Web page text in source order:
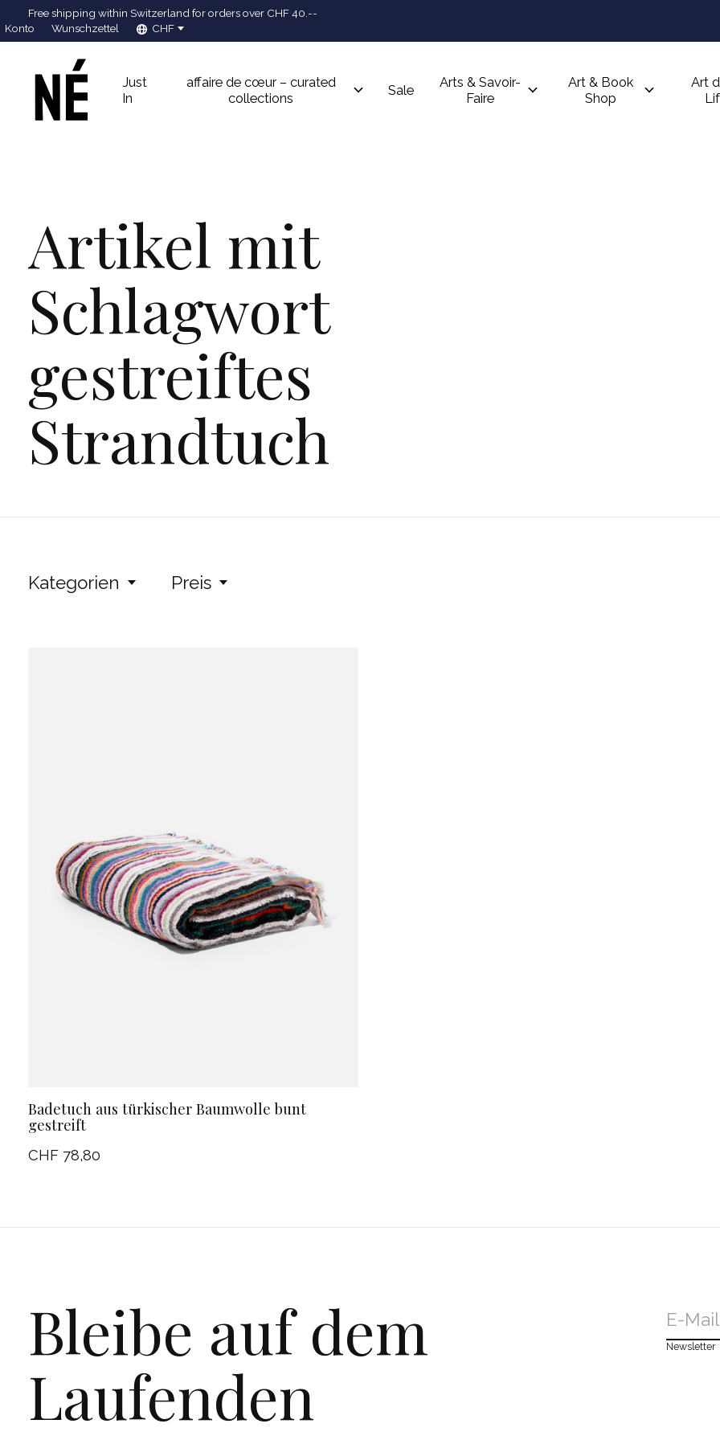
Free shipping within Switzerland for orders over CHF 40.--
Konto
Wunschzettel CHF
Just
In
affaire de cœur – curated
collections
Sale
Arts & Savoir-
Faire
Art & Book
Shop
Art
Artikel mit
Schlagwort
gestreiftes
Strandtuch
Kategorien Preis
Badetuch aus türkischer Baumwolle bunt
gestreift
CHF 78,80
Bleibe auf dem
Laufenden
Newsletter